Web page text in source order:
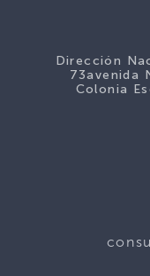
Dirección
73avenida
Colonia